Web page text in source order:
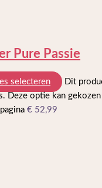
Pure Passie
selecteren
Dit
Deze optie kan
€ 52,99